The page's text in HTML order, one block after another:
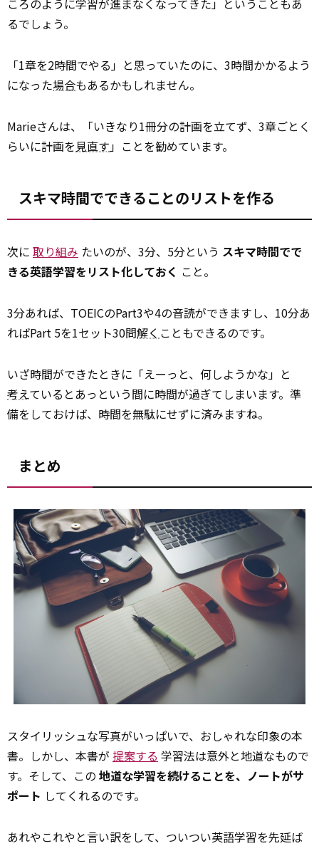
ころのように学習が進まなくなってきた」ということもあ
るでしょう。
「1章を2時間でやる」と思っていたのに、3時間かかるよう
になった場合もあるかもしれません。
Marieさんは、「いきなり1冊分の計画を立てず、3章ごとく
らいに計画を見直す」ことを勧めています。
スキマ時間でできることのリストを作る
次に 取り組み たいのが、3分、5分という スキマ時間でで
きる英語学習をリスト化しておく こと。
3分あれば、TOEICのPart3や4の音読ができますし、10分あ
ればPart 5を1セット30問解く こともできるのです。
いざ時間ができたときに「えーっと、何しようかな」と
考えているとあっという間に時間が過ぎてしまいます。準
備をしておけば、時間を無駄にせずに済みますね。
まとめ
スタイリッシュな写真がいっぱいで、おしゃれな印象の本
書。しかし、本書が 提案する 学習法は意外と地道なもので
す。そして、この 地道な学習を続けることを、ノートがサ
ポート してくれるのです。
あれやこれやと言い訳をして、ついつい英語学習を先延ば